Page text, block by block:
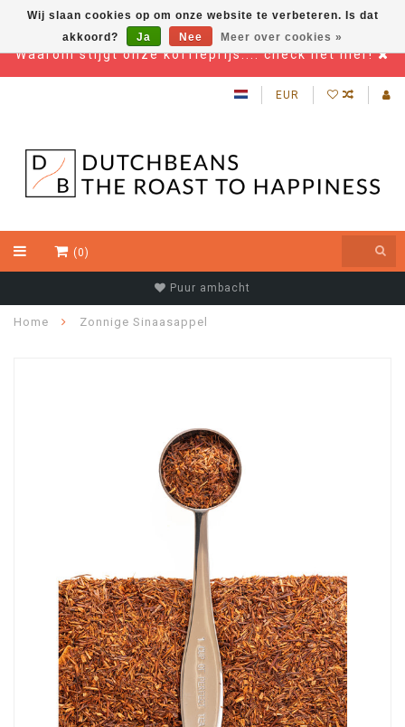
Waarom stijgt onze koffieprijs.... check het hier!
EUR
(0)
Puur ambacht
Home Zonnige Sinaasappel
Wij slaan cookies op om onze website te verbeteren. Is dat
akkoord?
Ja Nee Meer over cookies »